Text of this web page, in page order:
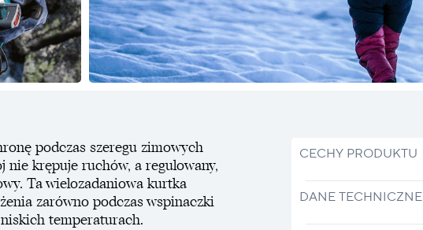
podczas szeregu zimowych
krępuje ruchów, a regulowany,
Ta wielozadaniowa kurtka
zarówno podczas wspinaczki
temperaturach.
CECHY PRODUKTU
DANE TECHNICZNE